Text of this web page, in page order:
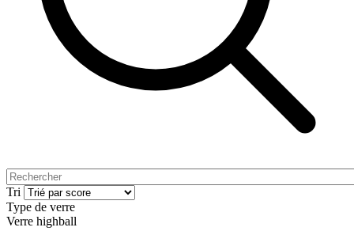
Tri
Type de verre
Verre highball